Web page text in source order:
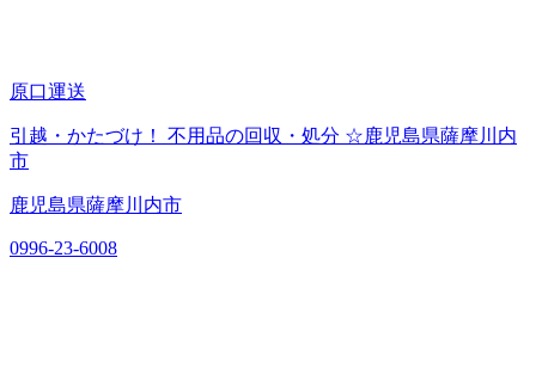
原口運送
引越・かたづけ！ 不用品の回収・処分 ☆鹿児島県薩摩川内
市
鹿児島県薩摩川内市
0996-23-6008